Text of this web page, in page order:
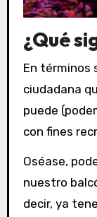
¿Qué
En términos
ciudadana
puede
con fines
Oséase,
nuestro
decir, ya